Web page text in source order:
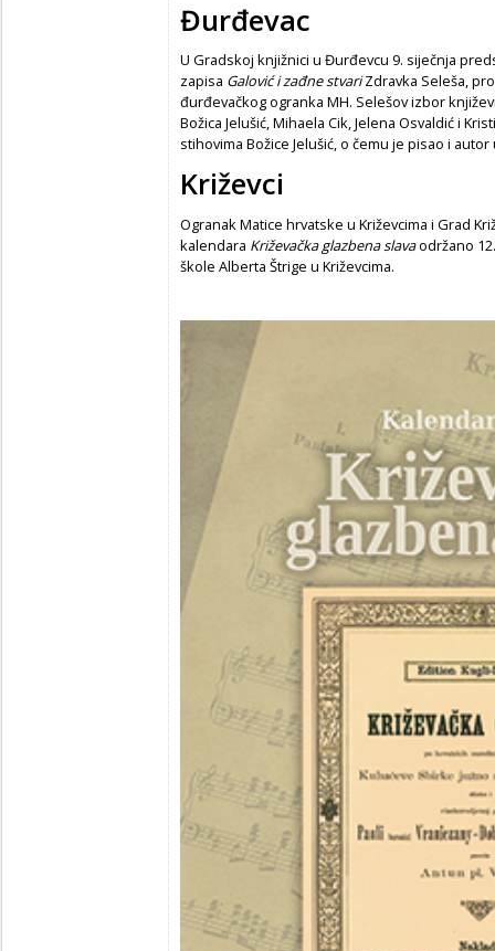
Đurđevac
U Gradskoj knjižnici u Đurđevcu 9. siječnja
zapisa Galović i zađne stvariZdravka Seleša,
đurđevačkog ogranka MH. Selešov izbor
Božica Jelušić, Mihaela Cik, Jelena Osvaldić i
stihovima Božice Jelušić, o čemu je pisao i
Križevci
Ogranak Matice hrvatske u Križevcima i Grad
kalendara Križevačka glazbena slavaodržano
škole Alberta Štrige u Križevcima.